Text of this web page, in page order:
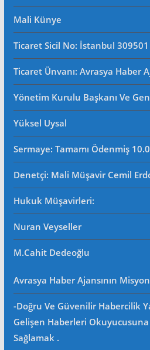
Mali Künye
Ticaret Sicil No: İstanbul 309501
Ticaret Ünvanı: Avrasya Haber
Yönetim Kurulu Başkanı Ve
Yüksel Uysal
Sermaye: Tamamı Ödenmiş
Denetçi: Mali Müşavir Cemil
Hukuk Müşavirleri:
Nuran Veyseller
M.Cahit Dedeoğlu
Avrasya Haber Ajansının
-Doğru Ve Güvenilir Habercilik
Gelişen Haberleri
Sağlamak .